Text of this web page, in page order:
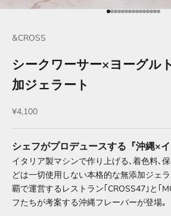
項目に移動する 1
項目に移動する 2
項目に移動する
項目に移動す
項目に移動す
項目に移動
項目に移動
項目に移
項目に移
項目に
項目に
項目に
項目
項目
項
&CROSS
シークワーサー×ヨーグル
加ジェラート
セール価格
¥4,100
シェフがプロデュースする『沖縄×イ
イタリア製マシンで作り上げる､着色料､
どは一切使用しない本格的な無添加ジェ
覇で運営するレストラン｢CROSS47｣と｢
フたちが考案する沖縄フレーバーが登場｡